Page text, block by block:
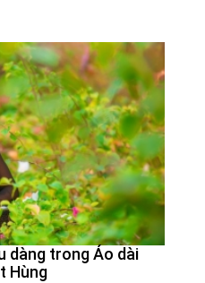
dàng trong Áo dài
Hùng